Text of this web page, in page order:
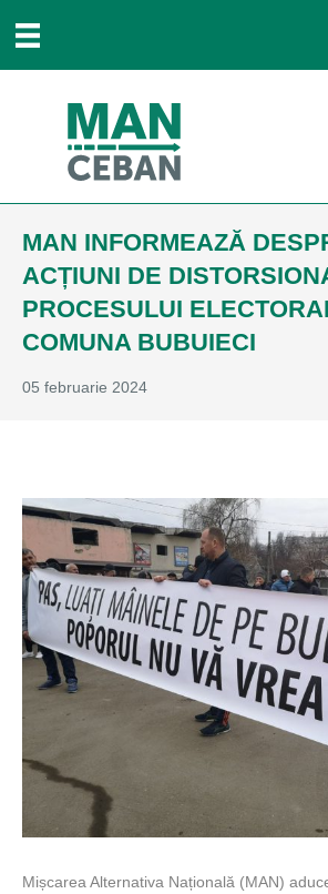
MAN INFORMEAZĂ
ACȚIUNI DE
PROCESULUI
COMUNA BUBUIECI
05 februarie 2024
Mișcarea Alternativa Națională (MAN)